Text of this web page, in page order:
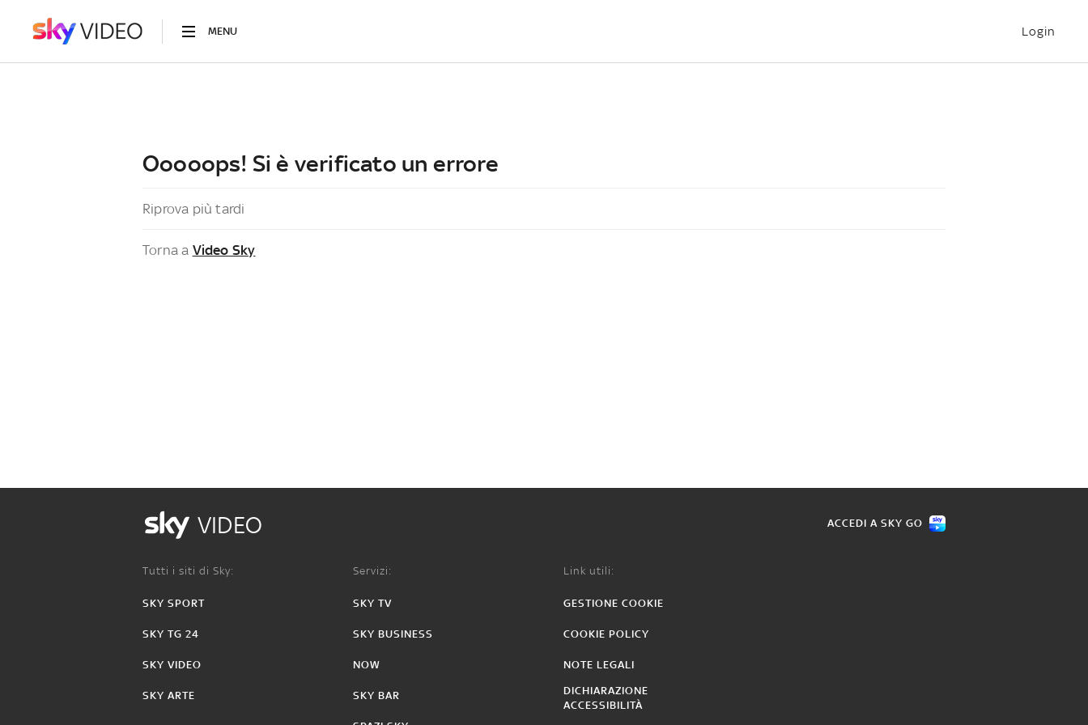
MENU Login
Ooooops! Si è verificato un errore
Riprova più tardi
Torna a Video Sky
VIDEO ACCEDI A SKY GO
Tutti i siti di Sky:
SKY SPORT
SKY TG 24
SKY VIDEO
SKY ARTE
Servizi:
SKY TV
SKY BUSINESS
NOW
SKY BAR
Link utili:
GESTIONE COOKIE
COOKIE POLICY
NOTE LEGALI
DICHIARAZIONE
ACCESSIBILITÀ